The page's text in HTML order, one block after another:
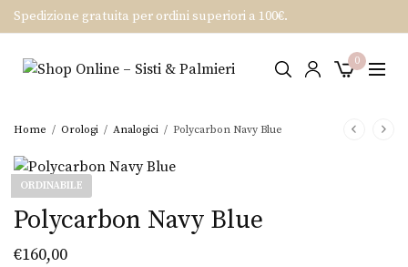
Spedizione gratuita per ordini superiori a 100€.
0
Home / Orologi / Analogici / Polycarbon Navy Blue
ORDINABILE
Polycarbon Navy Blue
€160,00